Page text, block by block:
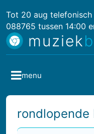
Tot 20 aug
088765 tussen 14:00
muziek
rondlopende
menu